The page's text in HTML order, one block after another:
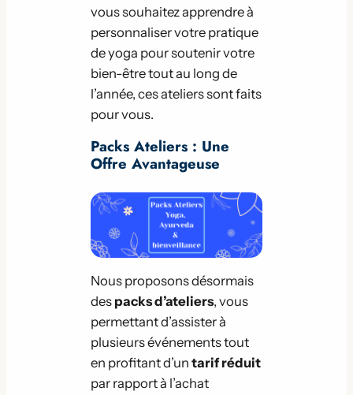
vous souhaitez apprendre à
personnaliser votre pratique
de yoga pour soutenir votre
bien-être tout au long de
l’année, ces ateliers sont faits
pour vous.
Packs Ateliers : Une
Offre Avantageuse
Nous proposons désormais
des packs d’ateliers, vous
permettant d’assister à
plusieurs événements tout
en profitant d’untarif réduit
par rapport à l’achat